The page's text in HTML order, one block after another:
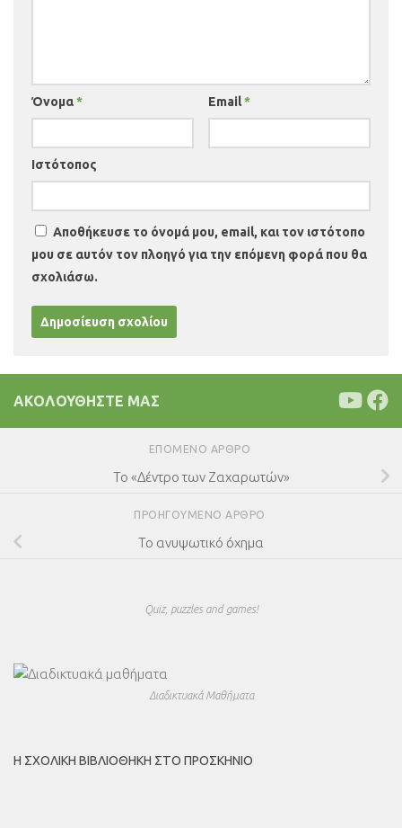
Όνομα* Email*
Ιστότοπος
Αποθήκευσε το όνομά μου, email, και τον ιστότοπο
μου σε αυτόν τον πλοηγό για την επόμενη φορά που θα
σχολιάσω.
ΑΚΟΛΟΥΘΉΣΤΕ ΜΑΣ
ΕΠΌΜΕΝΟ ΆΡΘΡΟ
Το «Δέντρο των Ζαχαρωτών»
ΠΡΟΗΓΟΎΜΕΝΟ ΆΡΘΡΟ
Το ανυψωτικό όχημα
Quiz, puzzles and games!
Διαδικτυακά Μαθήματα
Η ΣΧΟΛΙΚΉ ΒΙΒΛΙΟΘΉΚΗ ΣΤΟ ΠΡΟΣΚΉΝΙΟ